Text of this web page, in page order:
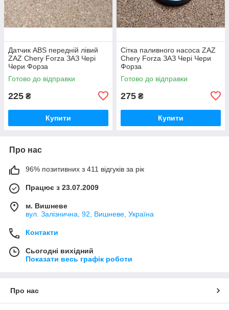
Датчик ABS передній лівий
ZAZ Chery Forza ЗАЗ Чері
Чери Форза
Готово до відправки
225 ₴
Купити
Сітка паливного насоса ZAZ
Chery Forza ЗАЗ Чері Чери
Форза
Готово до відправки
275 ₴
Купити
Про нас
96% позитивних з 411 відгуків за рік
Працює з 23.07.2009
м. Вишневе
вул. Залізнична, 92, Вишневе, Україна
Контакти
Сьогодні вихідний
Показати весь графік роботи
Про нас